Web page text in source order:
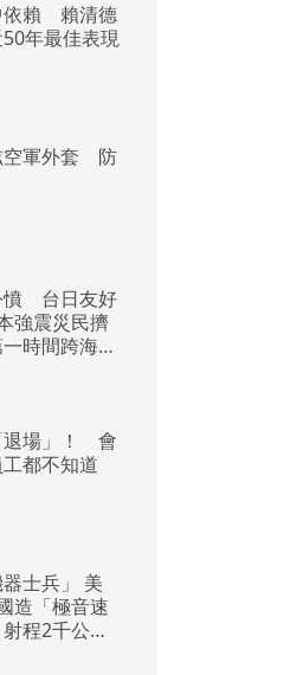
依賴 賴清德
年最佳表現
空軍外套 防
憤 台日友好
強震災民擠
時間跨海急
退場」！ 會
都不知道
士兵」 美
造「極音速
程2千公里